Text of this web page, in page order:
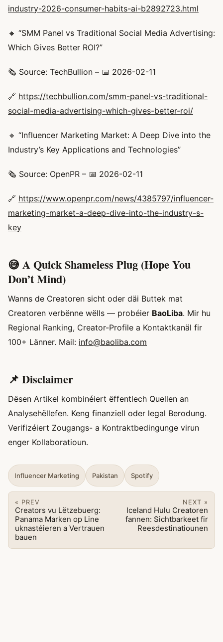
industry-2026-consumer-habits-ai-b2892723.html
🔸 “SMM Panel vs Traditional Social Media Advertising:
Which Gives Better ROI?”
🗞️ Source: TechBullion – 📅 2026-02-11
🔗 https://techbullion.com/smm-panel-vs-traditional-
social-media-advertising-which-gives-better-roi/
🔸 “Influencer Marketing Market: A Deep Dive into the
Industry’s Key Applications and Technologies”
🗞️ Source: OpenPR – 📅 2026-02-11
🔗 https://www.openpr.com/news/4385797/influencer-
marketing-market-a-deep-dive-into-the-industry-s-
key
😅 A Quick Shameless Plug (Hope You
Don’t Mind)
Wanns de Creatoren sicht oder däi Buttek mat
Creatoren verbënne wëlls — probéier BaoLiba. Mir hu
Regional Ranking, Creator-Profile a Kontaktkanäl fir
100+ Länner. Mail: info@baoliba.com
📌 Disclaimer
Dësen Artikel kombinéiert ëffentlech Quellen an
Analysehëllefen. Keng finanziell oder legal Berodung.
Verifizéiert Zougangs- a Kontraktbedingunge virun
enger Kollaboratioun.
Influencer Marketing Pakistan Spotify
« PREV
Creators vu Lëtzebuerg:
Panama Marken op Line
uknastéieren a Vertrauen
bauen
NEXT »
Iceland Hulu Creatoren
fannen: Sichtbarkeet fir
Reesdestinatiounen